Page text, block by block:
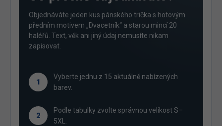
Objednáváte jeden kus pánského trička s hotovým
předním motivem „Dvacetník“ a starou mincí 20
haléřů. Text, věk ani jiný údaj nemusíte nikam
zapisovat.
1
Vyberte jednu z 15 aktuálně nabízených
barev.
2
Podle tabulky zvolte správnou velikost S–
5XL.